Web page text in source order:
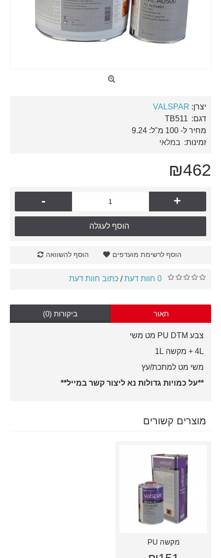
יצרן: VALSPAR
דגם: TB511
מחיר ל- 100 מ"ל: 9.24
זמינות: במלאי
₪462
- +
הוסף לעגלה
הוסף לרשימת מועדפים הוסף להשוואה
0 חוות דעת / כתוב חוות דעת
תאור ביקורות (0)
צבע PU DTM מט משי
4L + מקשה 1L
משי מט למתכת/עץ
**על כמויות גדולות נא ליצור קשר במייל**
מוצרים קשורים
מקשה PU